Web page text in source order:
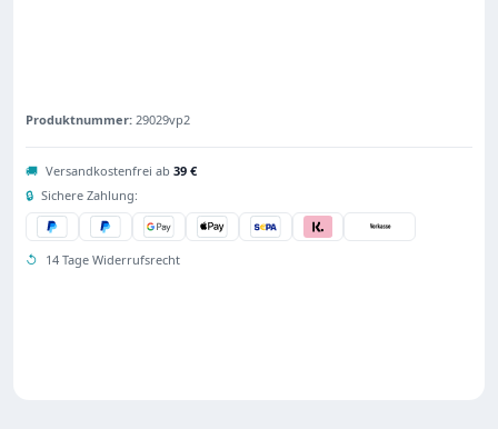
Produktnummer: 29029vp2
🚚 Versandkostenfrei ab 39 €
🔒 Sichere Zahlung:
↺ 14 Tage Widerrufsrecht